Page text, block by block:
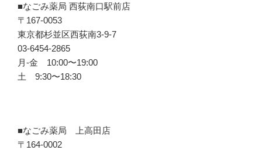
■なごみ薬局 西荻南口駅前店
〒167-0053
東京都杉並区西荻南3-9-7
03-6454-2865
月-金 10:00〜19:00
土 9:30〜18:30
■なごみ薬局 上高田店
〒164-0002